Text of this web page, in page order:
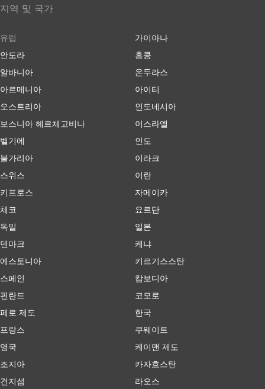
지역 및 국가
유럽
안도라
알바니아
아르메니아
오스트리아
보스니아 헤르체고비나
벨기에
불가리아
스위스
키프로스
체코
독일
덴마크
에스토니아
스페인
핀란드
페로 제도
프랑스
영국
조지아
건지섬
가이아나
홍콩
온두라스
아이티
인도네시아
이스라엘
인도
이라크
이란
자메이카
요르단
일본
케냐
키르기스스탄
캄보디아
코모로
한국
쿠웨이트
케이맨 제도
카자흐스탄
라오스